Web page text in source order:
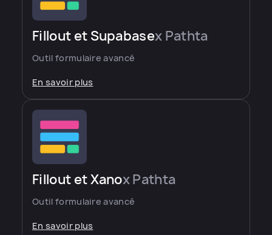
Fillout et Supabasex Pathta
Outil formulaire avancé
En savoir plus
Fillout et Xanox Pathta
Outil formulaire avancé
En savoir plus